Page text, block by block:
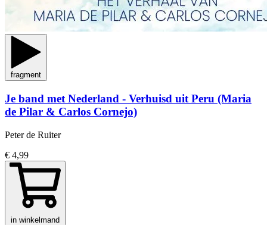
fragment
Je band met Nederland - Verhuisd uit Peru (Maria
de Pilar & Carlos Cornejo)
Peter de Ruiter
€ 4,99
in winkelmand